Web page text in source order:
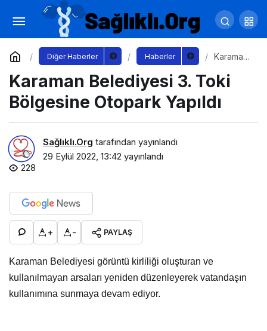
Diğer Haberler Haberler
Karaman
si 3. Toki
Bölgesin
e
Otopark
Karaman Belediyesi 3. Toki
Bölgesine Otopark Yapıldı
Sağlıklı.Org tarafından yayınlandı
29 Eylül 2022, 13:42 yayınlandı
228
+ - PAYLAŞ
Karaman Belediyesi görüntü kirliliği oluşturan ve
kullanılmayan arsaları yeniden düzenleyerek vatandaşın
kullanımına sunmaya devam ediyor.
Karaman Belediyesi 3. Toki Bölgesine
Otopark Yapıldı
Yorum Yap